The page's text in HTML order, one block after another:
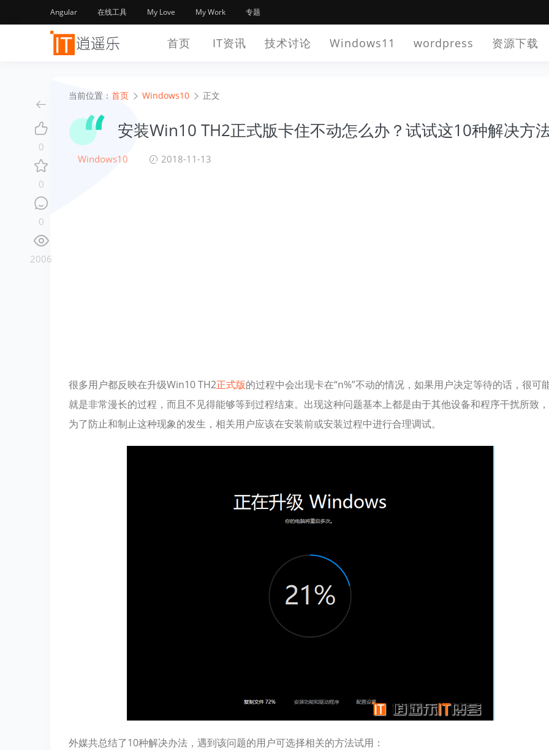
Angular 在线工具 My Love My Work 专题
首页 IT资讯 技术讨论 Windows11 wordpress 资源下载
当前位置： 首页 Windows10 正文
安装Win10 TH2正式版卡住不动怎么办？试试这10种解决方
Windows10 2018-11-13
很多用户都反映在升级Win10 TH2正式版的过程中会出现卡在“n%”不动的情况，如果用户决定等待的话，很可
就是非常漫长的过程，而且不见得能够等到过程结束。出现这种问题基本上都是由于其他设备和程序干扰所致，
为了防止和制止这种现象的发生，相关用户应该在安装前或安装过程中进行合理调试。
外媒共总结了10种解决办法，遇到该问题的用户可选择相关的方法试用：
0
0
0
2006